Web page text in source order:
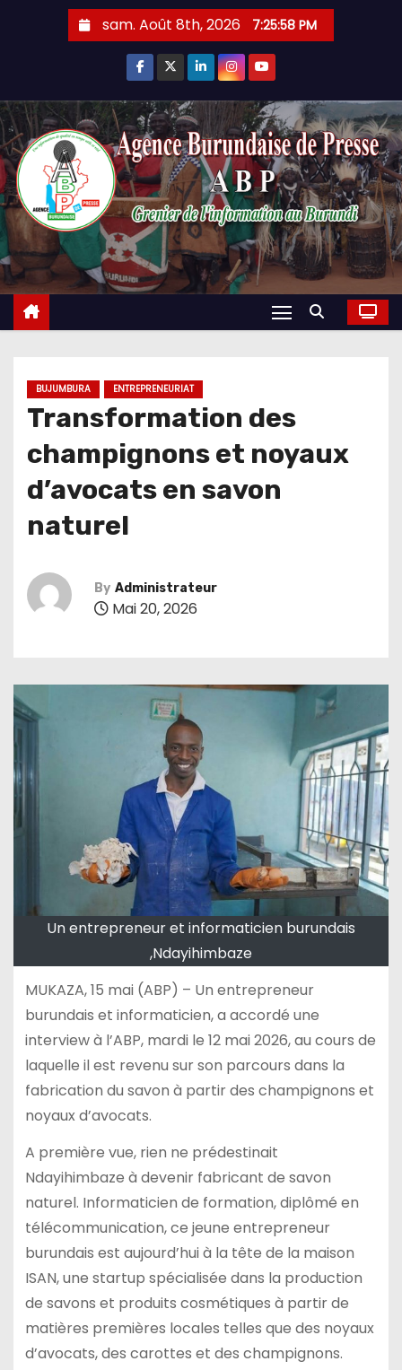
sam. Août 8th, 2026 7:25:58 PM
BUJUMBURA ENTREPRENEURIAT
Transformation des
champignons et noyaux
d’avocats en savon
naturel
By Administrateur
Mai 20, 2026
Un entrepreneur et informaticien burundais
,Ndayihimbaze
MUKAZA, 15 mai (ABP) – Un entrepreneur
burundais et informaticien, a accordé une
interview à l’ABP, mardi le 12 mai 2026, au cours de
laquelle il est revenu sur son parcours dans la
fabrication du savon à partir des champignons et
noyaux d’avocats.
A première vue, rien ne prédestinait
Ndayihimbaze à devenir fabricant de savon
naturel. Informaticien de formation, diplômé en
télécommunication, ce jeune entrepreneur
burundais est aujourd’hui à la tête de la maison
ISAN, une startup spécialisée dans la production
de savons et produits cosmétiques à partir de
matières premières locales telles que des noyaux
d’avocats, des carottes et des champignons.